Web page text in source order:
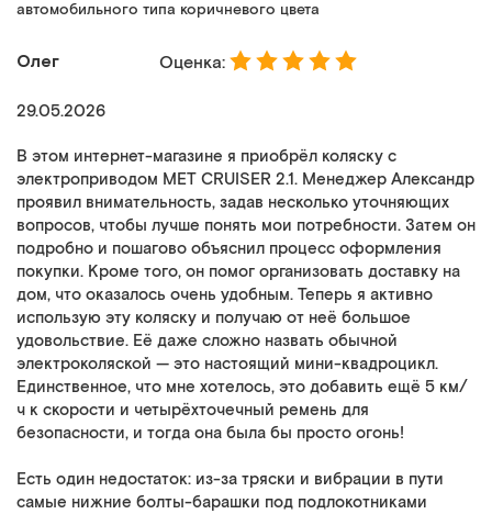
автомобильного типа коричневого цвета
Олег Оценка:
29.05.2026
В этом интернет-магазине я приобрёл коляску с
электроприводом MET CRUISER 2.1. Менеджер Александр
проявил внимательность, задав несколько уточняющих
вопросов, чтобы лучше понять мои потребности. Затем он
подробно и пошагово объяснил процесс оформления
покупки. Кроме того, он помог организовать доставку на
дом, что оказалось очень удобным. Теперь я активно
использую эту коляску и получаю от неё большое
удовольствие. Её даже сложно назвать обычной
электроколяской — это настоящий мини-квадроцикл.
Единственное, что мне хотелось, это добавить ещё 5 км/
ч к скорости и четырёхточечный ремень для
безопасности, и тогда она была бы просто огонь!
Есть один недостаток: из-за тряски и вибрации в пути
самые нижние болты-барашки под подлокотниками